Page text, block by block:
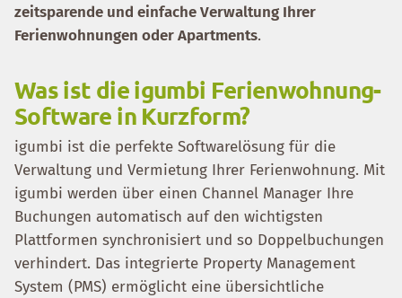
zeitsparende und einfache Verwaltung Ihrer
Ferienwohnungen oder Apartments.
Was ist die igumbi Ferienwohnung-
Software in Kurzform?
igumbi ist die perfekte Softwarelösung für die
Verwaltung und Vermietung Ihrer Ferienwohnung. Mit
igumbi werden über einen Channel Manager Ihre
Buchungen automatisch auf den wichtigsten
Plattformen synchronisiert und so Doppelbuchungen
verhindert. Das integrierte Property Management
System (PMS) ermöglicht eine übersichtliche